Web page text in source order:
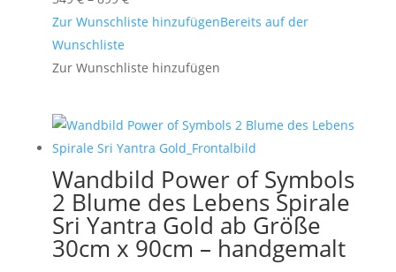
349 €
899 €
Zur Wunschliste hinzufügenBereits auf der
Wunschliste
Zur Wunschliste hinzufügen
Wandbild Power of Symbols
2 Blume des Lebens Spirale
Sri Yantra Gold ab Größe
30cm x 90cm – handgemalt